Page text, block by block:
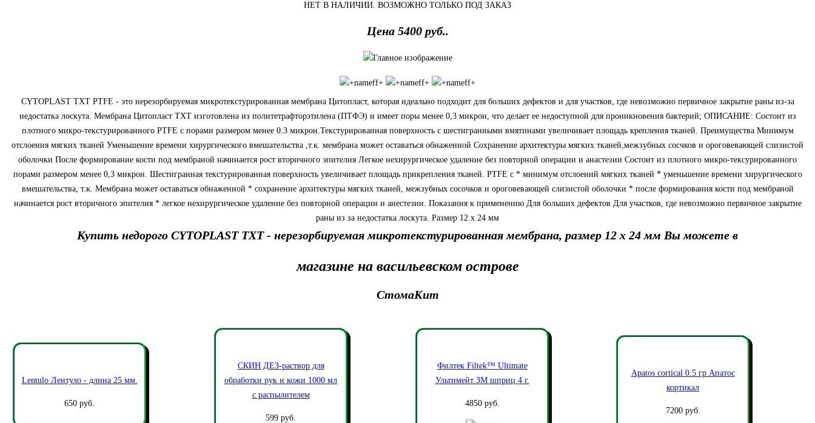
НЕТ В НАЛИЧИИ. ВОЗМОЖНО ТОЛЬКО ПОД ЗАКАЗ
Цена 5400 руб..
CYTOPLAST TXT PTFE - это нерезорбируемая микротекстурированная мембрана Цитопласт, которая идеально подходит для больших дефектов и для участков, где невозможно первичное закрытие раны из-за
недостатка лоскута. Мембрана Цитопласт TXT изготовлена из политетрафторэтилена (ПТФЭ) и имеет поры менее 0,3 микрон, что делает ее недоступной для проникновения бактерий; ОПИСАНИЕ: Cостоит из
плотного микро-текстурированного PTFE c порами размером менее 0.3 микрон.Текстурированная поверхность с шестигранными вмятинами увеличивает площадь крепления тканей. Преимущества Минимум
отслоения мягких тканей Уменьшение времени хирургического вмешательства ,т.к. мембрана может оставаться обнаженной Сохранение архитектуры мягких тканей,межзубных сосчков и ороговевающей слизистой
оболочки После формирование кости под мембраной начинается рост вторичного эпителия Легкое нехирургическое удаление без повторной операции и анастезии Состоит из плотного микро-тексурированного
порами размером менее 0,3 микрон. Шестигранная текстурированная поверхность увеличивает площадь прикрепления тканей. PTFE c * минимум отслоений мягких тканей * уменьшение времени хирургического
вмешательства, т.к. Мембрана может оставаться обнаженной * сохранение архитектуры мягких тканей, межзубных сосочков и ороговевающей слизистой оболочки * после формирования кости под мембраной
начинается рост вторичного эпителия * легкое нехирургическое удаление без повторной операции и анестезии. Показания к применению Для больших дефектов Для участков, где невозможно первичное закрытие
раны из за недостатка лоскута. Размер 12 х 24 мм
Купить недорого CYTOPLAST TXT - нерезорбируемая микротекстурированная мембрана, размер 12 х 24 мм Вы можете в
магазине на васильевском острове
СтомаКит
Lentulo Лентуло - длина 25 мм.
650 руб.
СКИН ДЕЗ-раствор для
обработки рук и кожи 1000 мл
с распылителем
599 руб.
Филтек Filtek™ Ultimate
Ультимейт ЗМ шприц 4 г.
4850 руб.
Apatos cortical 0.5 гр Апатос
кортикал
7200 руб.